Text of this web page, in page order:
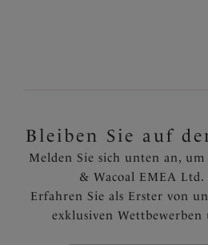
Bleiben Sie auf
Melden Sie sich unten an, um
& Wacoal EMEA
Erfahren Sie als Erster von
exklusiven